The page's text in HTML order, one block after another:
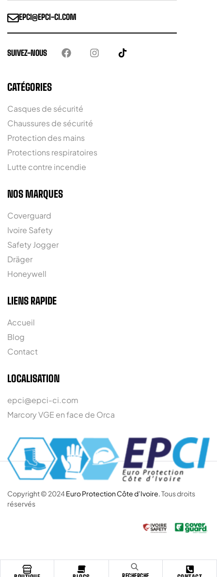
EPCI@EPCI-CI.COM
SUIVEZ-NOUS
CATÉGORIES
Casques de sécurité
Chaussures de sécurité
Protection des mains
Protections respiratoires
Lutte contre incendie
NOS MARQUES
Coverguard
Ivoire Safety
Safety Jogger
Dräger
Honeywell
LIENS RAPIDE
Accueil
Blog
Contact
LOCALISATION
epci@epci-ci.com
Marcory VGE en face de Orca
Copyright © 2024 Euro Protection Côte d’Ivoire.Tous droits
réservés